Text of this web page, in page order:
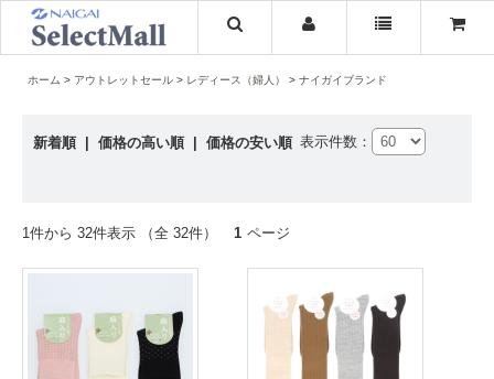
ホーム アウトレットセール レディース（婦人） ナイガイブランド
新着順 価格の高い順 価格の安い順 表示件数：
1件から 32件表示 （全 32件） 1 ページ